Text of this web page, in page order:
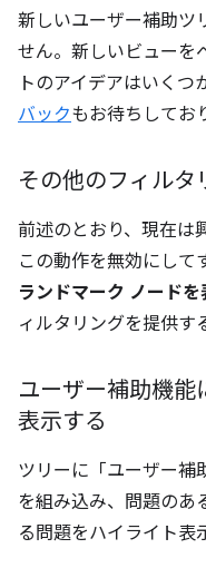
新しいユーザー補助ツ
せん。新しいビューを
トのアイデアはいくつ
バックもお待ちしてお
その他のフィルタ
前述のとおり、現在は
この動作を無効にして
ランドマーク ノードを
ィルタリングを提供す
ユーザー補助機能
表示する
ツリーに「ユーザー補
を組み込み、問題のあ
る問題をハイライト表